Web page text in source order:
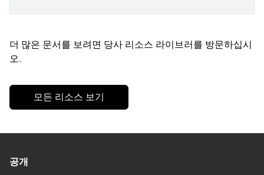
더 많은 문서를 보려면 당사 리소스 라이브러를 방문하십시
오.
모든 리소스 보기
공개